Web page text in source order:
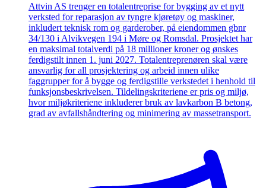
Attvin AS trenger en totalentreprise for bygging av et nytt
verksted for reparasjon av tyngre kjøretøy og maskiner,
inkludert teknisk rom og garderober, på eiendommen gbnr
34/130 i Alvikvegen 194 i Møre og Romsdal. Prosjektet har
en maksimal totalverdi på 18 millioner kroner og ønskes
ferdigstilt innen 1. juni 2027. Totalentreprenøren skal være
ansvarlig for all prosjektering og arbeid innen ulike
faggrupper for å bygge og ferdigstille verkstedet i henhold til
funksjonsbeskrivelsen. Tildelingskriteriene er pris og miljø,
hvor miljøkriteriene inkluderer bruk av lavkarbon B betong,
grad av avfallshåndtering og minimering av massetransport.